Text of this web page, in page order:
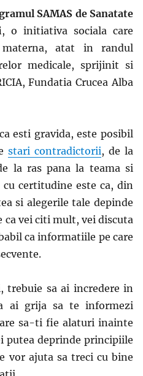
SAMAS de Sanatate
, o initiativa sociala care
materna, atat in randul
medicale, sprijinit si
Fundatia Crucea Alba
esti gravida, este posibil
stari contradictorii, de la
la ras pana la teama si
certitudine este ca, din
si alegerile tale depinde
ca vei citi mult, vei discuta
ca informatiile pe care
trebuie sa ai incredere in
ai grija sa te informezi
sa-ti fie alaturi inainte
putea deprinde principiile
vor ajuta sa treci cu bine